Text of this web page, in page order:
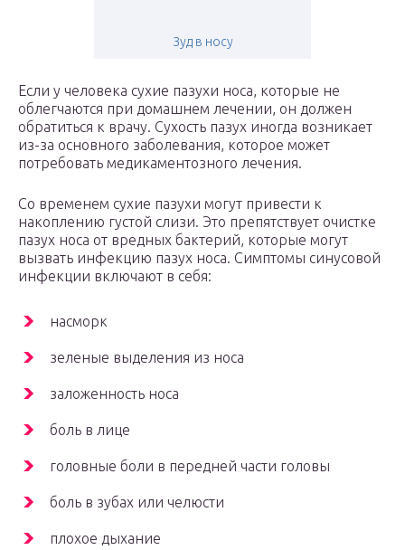
Зуд в носу
Если у человека сухие пазухи носа, которые не
облегчаются при домашнем лечении, он должен
обратиться к врачу. Сухость пазух иногда возникает
из-за основного заболевания, которое может
потребовать медикаментозного лечения.
Со временем сухие пазухи могут привести к
накоплению густой слизи. Это препятствует очистке
пазух носа от вредных бактерий, которые могут
вызвать инфекцию пазух носа. Симптомы синусовой
инфекции включают в себя:
насморк
зеленые выделения из носа
заложенность носа
боль в лице
головные боли в передней части головы
боль в зубах или челюсти
плохое дыхание